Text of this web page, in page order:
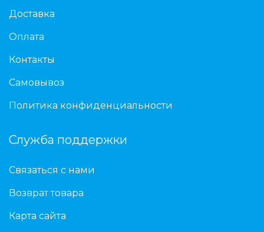
Доставка
Оплата
Контакты
Самовывоз
Политика конфиденциальности
Служба поддержки
Связаться с нами
Возврат товара
Карта сайта